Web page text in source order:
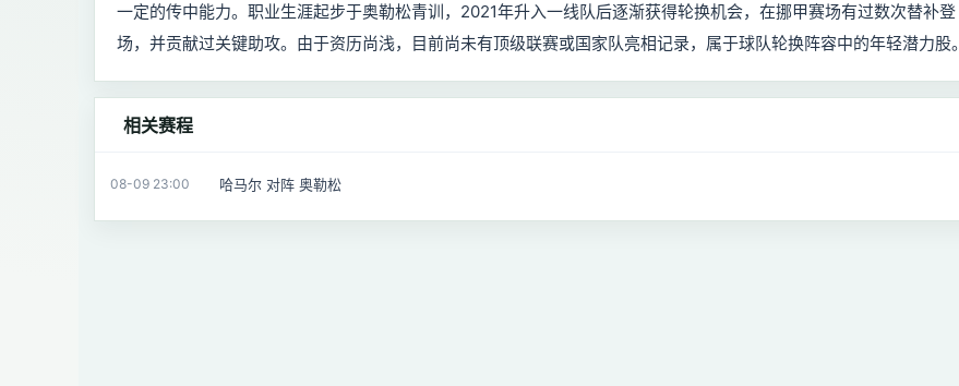
一定的传中能力。职业生涯起步于奥勒松青训，2021年升入一线队后逐渐获得轮换机会，在挪甲赛场有过数次替补登
场，并贡献过关键助攻。由于资历尚浅，目前尚未有顶级联赛或国家队亮相记录，属于球队轮换阵容中的年轻潜力股。
相关赛程
08-09 23:00 哈马尔 对阵 奥勒松